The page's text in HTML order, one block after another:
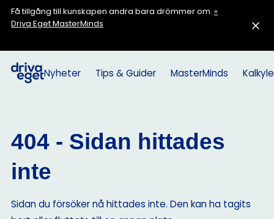
Få tillgång till kunskapen andra bara drömmer om. »
Driva Eget MasterMinds
Nyheter Tips & Guider MasterMinds
404 - Sidan hittades
inte
Sidan du försöker nå hittades inte. Den kan ha tagits